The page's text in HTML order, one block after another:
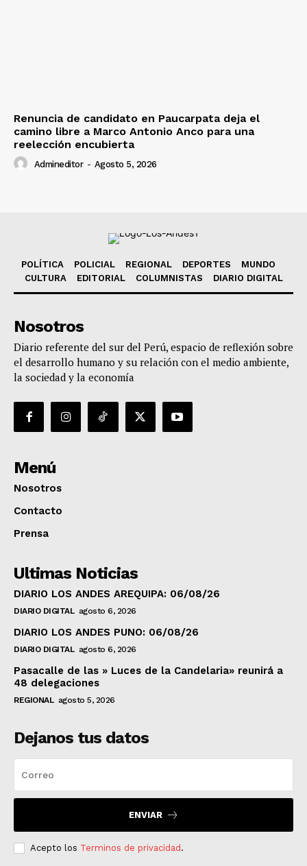
Renuncia de candidato en Paucarpata deja el
camino libre a Marco Antonio Anco para una
reelección encubierta
Admineditor - Agosto 5, 2026
POLÍTICA POLICIAL REGIONAL DEPORTES
MUNDO
CULTURA
EDITORIAL COLUMNISTAS DIARIO DIGITAL
Nosotros
Diario referente del sur del Perú, espacio de reflexión sobre
el desarrollo humano y su relación con el medio ambiente,
la sociedad y la economía
Menú
Nosotros
Contacto
Prensa
Ultimas Noticias
DIARIO LOS ANDES AREQUIPA: 06/08/26
DIARIO DIGITAL agosto 6, 2026
DIARIO LOS ANDES PUNO: 06/08/26
DIARIO DIGITAL agosto 6, 2026
Pasacalle de las » Luces de la Candelaria» reunirá a
48 delegaciones
REGIONAL agosto 5, 2026
Dejanos tus datos
ENVIAR
Acepto los Terminos de privacidad .